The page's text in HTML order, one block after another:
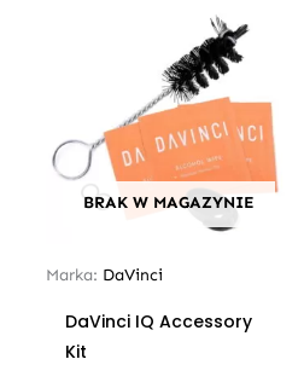
BRAK W MAGAZYNIE
Marka: DaVinci
DaVinci IQ Accessory
Kit